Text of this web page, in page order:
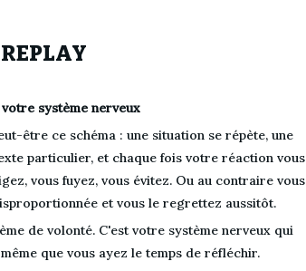
système nerveux
être ce schéma : une situation se répète, une
particulier, et chaque fois votre réaction vous
vous fuyez, vous évitez. Ou au contraire vous
et vous le regrettez aussitôt.
de volonté. C'est votre système nerveux qui
que vous ayez le temps de réfléchir.